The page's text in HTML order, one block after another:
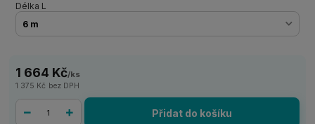
Délka L
1 664 Kč/ks
1 375 Kč bez DPH
Přidat do košíku